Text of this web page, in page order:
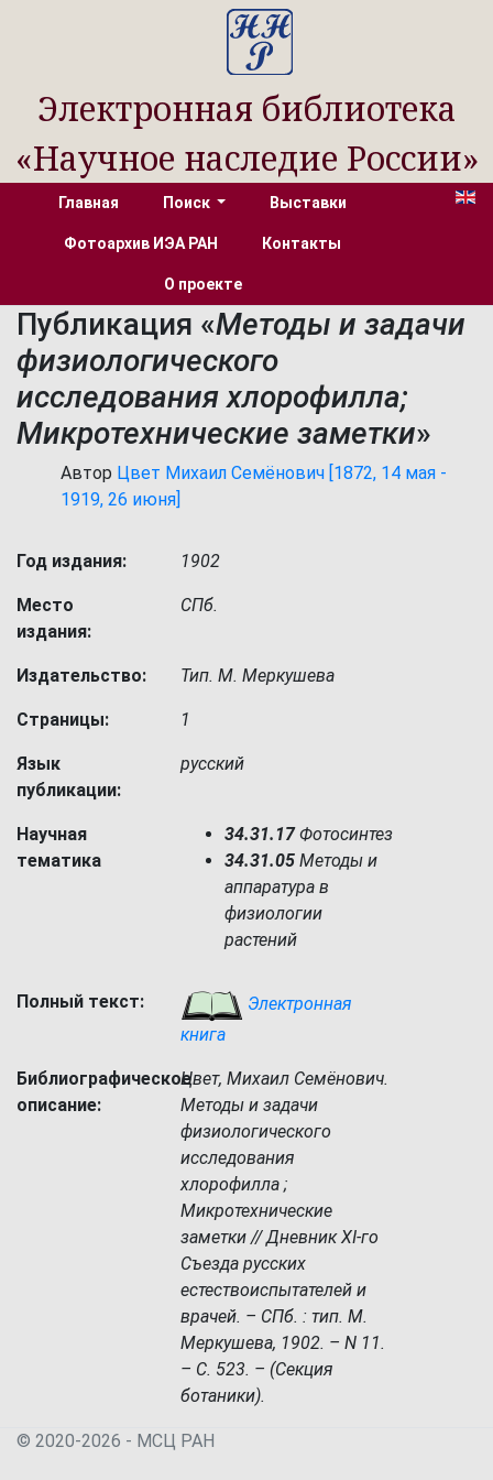
Электронная библиотека
«Научное наследие России»
Главная Поиск Выставки
Фотоархив ИЭА РАН Контакты
О проекте
Публикация «Методы и задачи
физиологического
исследования хлорофилла;
Микротехнические заметки»
Автор Цвет Михаил Семёнович [1872, 14 мая -
1919, 26 июня]
Год издания: 1902
Место
издания:
СПб.
Издательство: Тип. М. Меркушева
Страницы: 1
Язык
публикации:
русский
Научная
тематика
34.31.17Фотосинтез
34.31.05 Методы и
аппаратура в
физиологии
растений
Полный текст:
Электронная
книга
Библиографическое
описание:
Цвет, Михаил Семёнович.
Методы и задачи
физиологического
исследования
хлорофилла ;
Микротехнические
заметки // Дневник XI-го
Съезда русских
естествоиспытателей и
врачей. – СПб. : тип. М.
Меркушева, 1902. – N 11.
– С. 523. – (Секция
ботаники).
© 2020-2026 - МСЦ РАН